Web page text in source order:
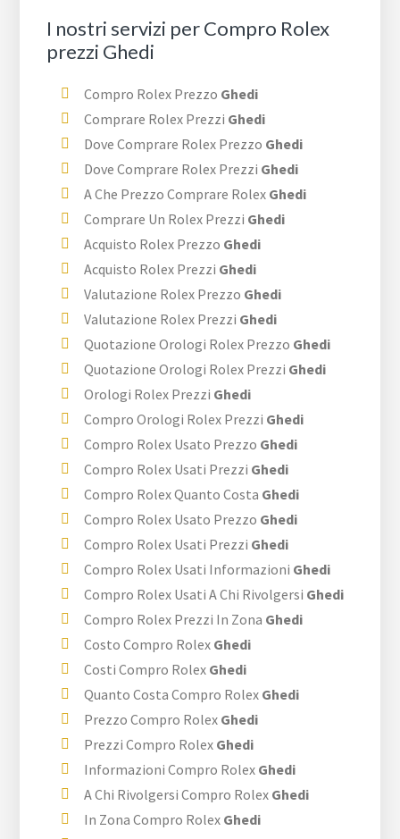
I nostri servizi per Compro Rolex
prezzi Ghedi
Compro Rolex Prezzo Ghedi
Comprare Rolex Prezzi Ghedi
Dove Comprare Rolex Prezzo Ghedi
Dove Comprare Rolex Prezzi Ghedi
A Che Prezzo Comprare Rolex Ghedi
Comprare Un Rolex Prezzi Ghedi
Acquisto Rolex Prezzo Ghedi
Acquisto Rolex Prezzi Ghedi
Valutazione Rolex Prezzo Ghedi
Valutazione Rolex Prezzi Ghedi
Quotazione Orologi Rolex Prezzo Ghedi
Quotazione Orologi Rolex Prezzi Ghedi
Orologi Rolex Prezzi Ghedi
Compro Orologi Rolex Prezzi Ghedi
Compro Rolex Usato Prezzo Ghedi
Compro Rolex Usati Prezzi Ghedi
Compro Rolex Quanto Costa Ghedi
Compro Rolex Usato Prezzo Ghedi
Compro Rolex Usati Prezzi Ghedi
Compro Rolex Usati Informazioni Ghedi
Compro Rolex Usati A Chi Rivolgersi Ghedi
Compro Rolex Prezzi In Zona Ghedi
Costo Compro Rolex Ghedi
Costi Compro Rolex Ghedi
Quanto Costa Compro Rolex Ghedi
Prezzo Compro Rolex Ghedi
Prezzi Compro Rolex Ghedi
Informazioni Compro Rolex Ghedi
A Chi Rivolgersi Compro Rolex Ghedi
In Zona Compro Rolex Ghedi